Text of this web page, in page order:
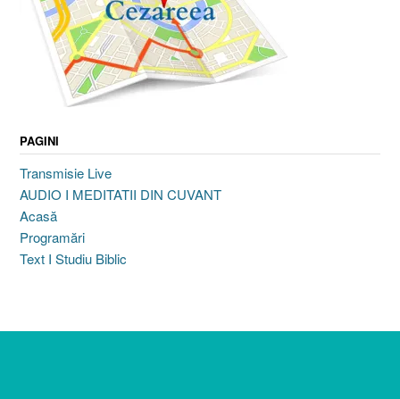
PAGINI
Transmisie Live
AUDIO I MEDITATII DIN CUVANT
Acasă
Programări
Text I Studiu Biblic